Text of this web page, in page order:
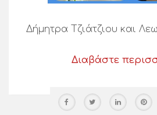
Δήμητρα Τζιάτζιου και
Διαβάστε